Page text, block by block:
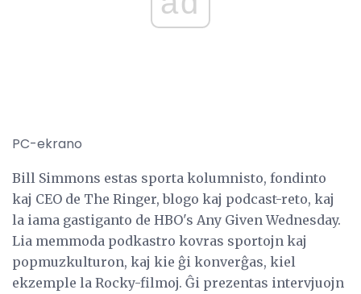
PC-ekrano
Bill Simmons estas sporta kolumnisto, fondinto
kaj CEO de The Ringer, blogo kaj podcast-reto, kaj
la iama gastiganto de HBO's Any Given Wednesday.
Lia memmoda podkastro kovras sportojn kaj
popmuzkulturon, kaj kie ĝi konverĝas, kiel
ekzemple la Rocky-filmoj. Ĝi prezentas intervjuojn